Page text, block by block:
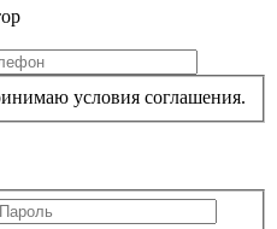
условия соглашения.